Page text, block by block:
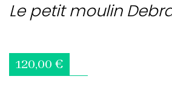
Le petit moulin
120,00 €